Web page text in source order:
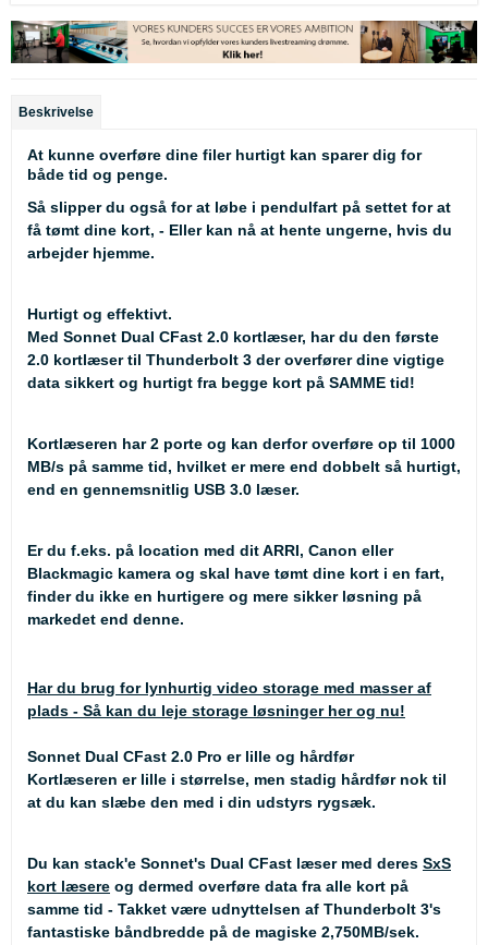
Beskrivelse
At kunne overføre dine filer hurtigt kan sparer dig for
både tid og penge.
Så slipper du også for at løbe i pendulfart på settet for at
få tømt dine kort, - Eller kan nå at hente ungerne, hvis du
arbejder hjemme.
Hurtigt og effektivt.
Med Sonnet Dual CFast 2.0 kortlæser, har du den første
2.0 kortlæser til Thunderbolt 3 der overfører dine vigtige
data sikkert og hurtigt fra begge kort på SAMME tid!
Kortlæseren har 2 porte og kan derfor overføre op til 1000
MB/s på samme tid, hvilket er mere end dobbelt så hurtigt,
end en gennemsnitlig USB 3.0 læser.
Er du f.eks. på location med dit ARRI, Canon eller
Blackmagic kamera og skal have tømt dine kort i en fart,
finder du ikke en hurtigere og mere sikker løsning på
markedet end denne.
Har du brug for lynhurtig video storage med masser af
plads - Så kan du leje storage løsninger her og nu!
Sonnet Dual CFast 2.0 Pro er lille og hårdfør
Kortlæseren er lille i størrelse, men stadig hårdfør nok til
at du kan slæbe den med i din udstyrs rygsæk.
Du kan stack'e Sonnet's Dual CFast læser med deres SxS
kort læsere og dermed overføre data fra alle kort på
samme tid - Takket være udnyttelsen af Thunderbolt 3's
fantastiske båndbredde på de magiske 2,750MB/sek.